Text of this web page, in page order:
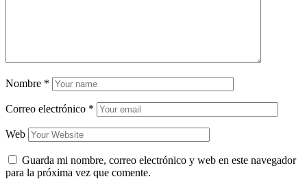
Nombre *
Correo electrónico *
Web
Guarda mi nombre, correo electrónico y web en este navegador
para la próxima vez que comente.